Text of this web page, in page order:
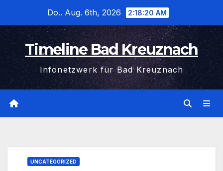
wechseln
Do.. Aug. 6th, 2026 2:18:20 AM
Timeline Bad Kreuznach
Infonetzwerk für Bad Kreuznach
UNCATEGORIZED